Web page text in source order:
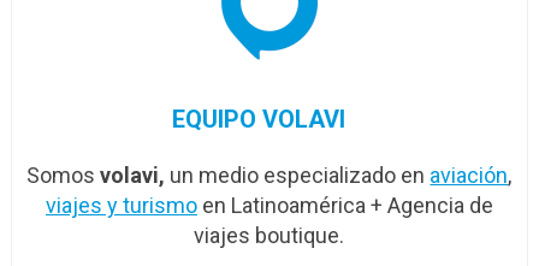
EQUIPO VOLAVI
Somosvolavi, un medio especializado en aviación,
viajes y turismoen Latinoamérica + Agencia de
viajes boutique.